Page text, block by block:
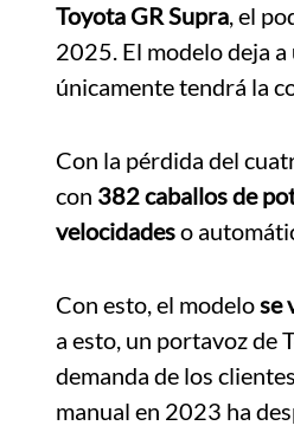
Toyota GR Supra, el
2025. El modelo deja a
únicamente tendrá la
Con la pérdida del
con 382 caballos de
velocidadeso
Con esto, el modelose
a esto, un portavoz de
demanda de los
manual en 2023 ha